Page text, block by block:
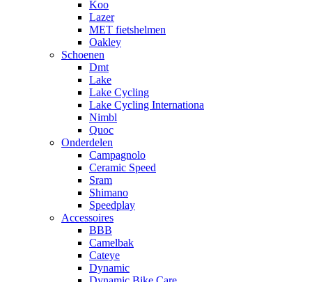
Koo
Lazer
MET fietshelmen
Oakley
Schoenen
Dmt
Lake
Lake Cycling
Lake Cycling Internationa
Nimbl
Quoc
Onderdelen
Campagnolo
Ceramic Speed
Sram
Shimano
Speedplay
Accessoires
BBB
Camelbak
Cateye
Dynamic